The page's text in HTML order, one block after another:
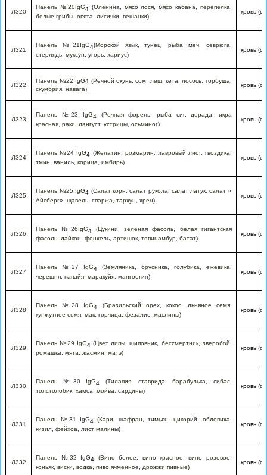
Л320
Панель №20IgG4 (Оленина, мясо лося, мясо кабана, перепелка,
белые грибы, опята, лисички, вешанки)
кровь
Л321
Панель №21IgG4(Морской язык, тунец, рыба меч, севрюга,
стерлядь, муксун, угорь, хариус)
кровь
Л322
Панель №22 IgG4 (Речной окунь, сом, лещ, кета, лосось, горбуша,
скумбрия, навага)
кровь
Л323
Панель №23 IgG4 (Речная форель, рыба сиг, дорада, икра
красная, раки, лангуст, устрицы, осьминог)
кровь
Л324
Панель №24 IgG4 (Желатин, розмарин, лавровый лист, гвоздика,
тмин, ваниль, корица, имбирь)
кровь
Л325
Панель №25 IgG4 (Салат корн, салат рукола, салат латук, салат «
Айсберг», щавель, спаржа, тархун, хрен)
кровь
Л326
Панель №26IgG4 (Цукини, зеленая фасоль, белая гигантская
фасоль, дайкон, фенхель, артишок, топинамбур, батат)
кровь
Л327
Панель №27 IgG4 (Земляника, брусника, голубика, ежевика,
черешня, папайя, маракуйя, мангостин)
кровь
Л328
Панель №28 IgG4 (Бразильский орех, кокос, льняное семя,
кунжутное семя, мак, горчица, фезалис, маслины)
кровь
Л329
Панель №29 IgG4 (Цвет липы, шиповник, бессмертник, зверобой,
ромашка, мята, жасмин, матэ)
кровь
Л330
Панель №30 IgG4 (Тилапия, ставрида, барабулька, сибас,
толстолобик, хамса, мойва, сардины)
кровь
Л331
Панель №31 IgG4 (Кари, шафран, тимьян, цикорий, облепиха,
кизил, фейхоа, лист малины)
кровь
Л332
Панель №32 IgG4 (Вино белое, вино красное, вино розовое,
коньяк, виски, водка, пиво ячменное, дрожжи пивные)
кровь